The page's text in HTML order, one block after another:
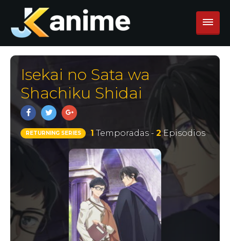
Isekai no Sata wa
Shachiku Shidai
RETURNING SERIES 1 Temporadas - 2Episodios